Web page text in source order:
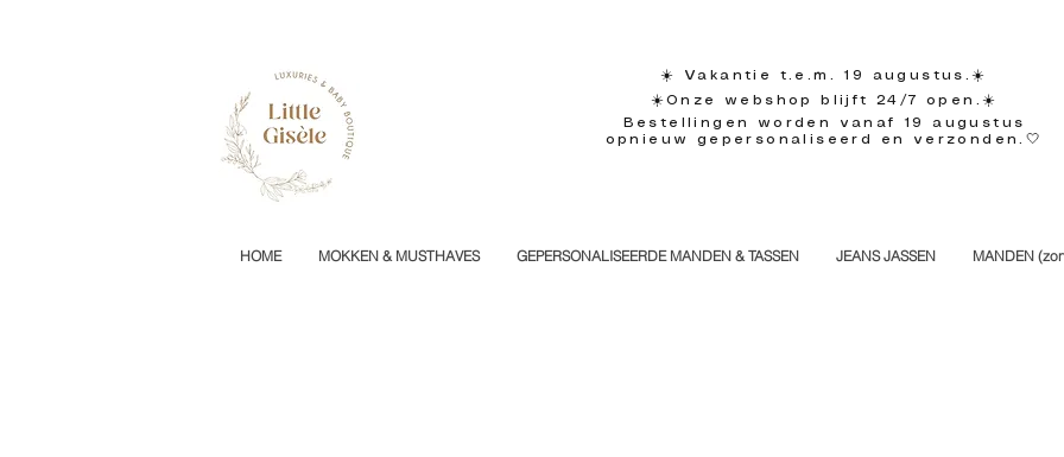
☀️ Vakantie t.e.m. 19 augustus.☀️
☀️Onze webshop blijft 24/7 open.☀️
Bestellingen worden vanaf 19 augustus
opnieuw gepersonaliseerd en verzonden.🤍
HOME MOKKEN & MUSTHAVES GEPERSONALISEERDE MANDEN & TASSEN JEANS JASSEN MANDEN